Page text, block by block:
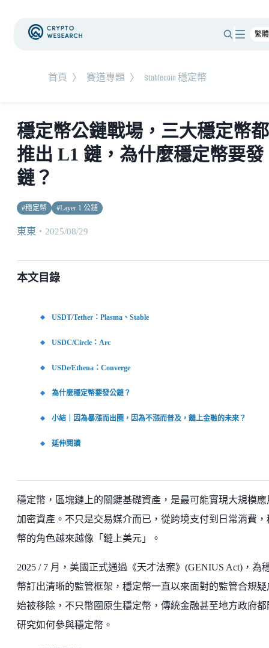
首頁 〉 賽道專題 〉 Stablecoin 穩定幣
穩定幣公鏈戰場，三大穩定幣都
推出 L1 鏈，為什麼穩定幣要發
鏈？
#穩定幣 #Layer 1 公鏈
東東 ・ 2025/08/29
本文目錄
USDT/Tether：Plasma、Stable
USDC/Circle：Arc
USDe/Ethena：Converge
為什麼穩定幣要發公鏈？
小結｜因為暴漲而出圈，因為不漲而普及，鏈上金融的未來？
延伸閱讀
穩定幣，區塊鏈上的關鍵基礎資產，是最可能實現大規模應
加密資產。不只是交易媒介而已，從跨境支付到日常消費，
幣的角色越來越像「鏈上美元」。
2025 / 7 月，美國正式通過《天才法案》(GENIUS Act)，為
幣訂出清晰的監管框架，穩定幣一直以來面對的監管合規疑
始被移除，不只幣圈原生穩定幣，傳統金融甚至地方政府都
研究如何參與穩定幣。